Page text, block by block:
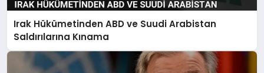
Irak Hükümetinden ABD ve Suudi Arabistan
Saldırılarına Kınama